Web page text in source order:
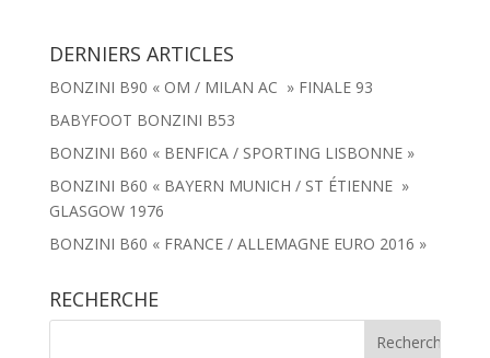
DERNIERS ARTICLES
BONZINI B90 « OM / MILAN AC » FINALE 93
BABYFOOT BONZINI B53
BONZINI B60 « BENFICA / SPORTING LISBONNE »
BONZINI B60 « BAYERN MUNICH / ST ÉTIENNE »
GLASGOW 1976
BONZINI B60 « FRANCE / ALLEMAGNE EURO 2016 »
RECHERCHE